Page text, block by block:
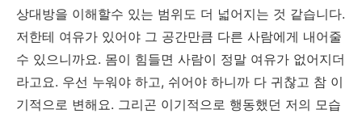
상대방을 이해할수 있는 범위도 더 넓어지는 것 같습니다.
저한테 여유가 있어야 그 공간만큼 다른 사람에게 내어줄
수 있으니까요. 몸이 힘들면 사람이 정말 여유가 없어지더
라고요. 우선 누워야 하고, 쉬어야 하니까 다 귀찮고 참 이
기적으로 변해요. 그리곤 이기적으로 행동했던 저의 모습